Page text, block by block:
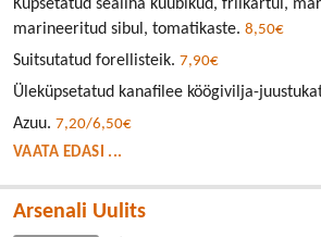
Küpsetatud sealiha kuubikud, friikartul,
marineeritud sibul, tomatikaste. 8,50€
Suitsutatud forellisteik. 7,90€
Üleküpsetatud kanafilee köögivilja-
Azuu. 7,20/6,50€
VAATA EDASI ...
Arsenali Uulits